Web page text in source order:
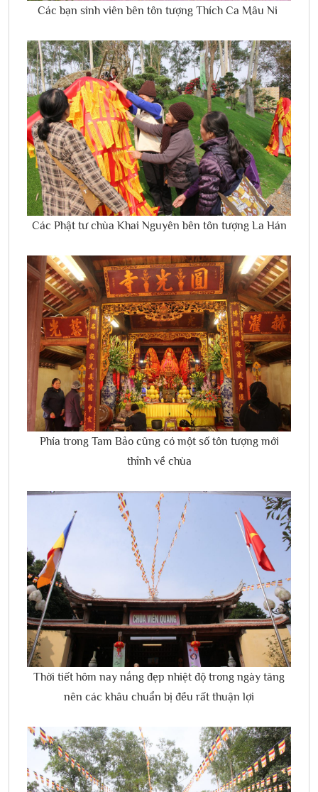
Các bạn sinh viên bên tôn tượng Thích Ca Mâu Ni
Các Phật tư chùa Khai Nguyên bên tôn tượng La Hán
Phía trong Tam Bảo cũng có một số tôn tượng mới
thỉnh về chùa
Thời tiết hôm nay nắng đẹp nhiệt độ trong ngày tăng
nên các khâu chuẩn bị đều rất thuận lợi